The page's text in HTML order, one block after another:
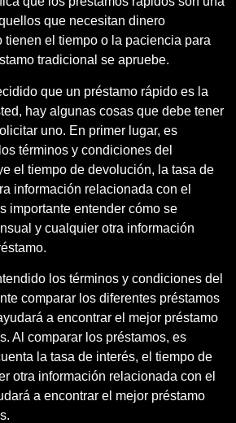
que necesitan dinero
tienen el tiempo o la paciencia para
tradicional se apruebe.
que un préstamo rápido es la
hay algunas cosas que debe tener
uno. En primer lugar, es
términos y condiciones del
el tiempo de devolución, la tasa de
información relacionada con el
importante entender cómo se
y cualquier otra información
los términos y condiciones del
comparar los diferentes préstamos
a encontrar el mejor préstamo
Al comparar los préstamos, es
la tasa de interés, el tiempo de
otra información relacionada con el
a encontrar el mejor préstamo